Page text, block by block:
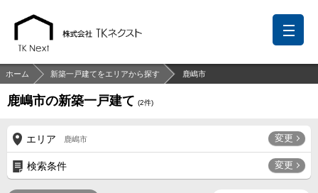
ホーム 新築一戸建てをエリアから探す 鹿嶋市
鹿嶋市の新築一戸建て (2件)
エリア 鹿嶋市 変更
検索条件 変更
中国語での対応も可能です
お問い合わせ